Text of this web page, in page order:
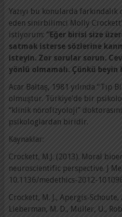
Yazıyı bu konularda
eden sinirbilimci Molly
istiyorum: “Eğer birisi size
satmak isterse sözlerine
isteyin. Zor sorular sorun.
yönlü olmamalı. Çünkü
Acar Baltaş, 1981 yılında “Tıp
olmuştur. Türkiye’de bir
“klinik nörofizyoloji”
psikologlardan biridir.
Kaynaklar:
Crockett, M.J. (2013). Moral
neuroscientific perspective. J
10.1136/medethics-2012-
Crockett, M. J., Apergis-Schoute,
Lieberman, M. D., Müller, U.,